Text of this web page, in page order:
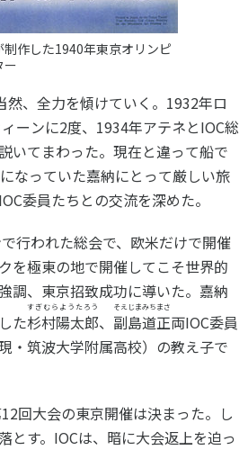
制作した1940年東京オリンピ
ー
然、全力を傾けていく。1932年ロ
ーンに2度、1934年アテネとIOC総
いてまわった。現在と違って船で
なっていた嘉納にとって厳しい旅
委員たちとの交流を深めた。
行われた総会で、欧米だけで開催
を極東の地で開催してこそ世界的
調、東京招致成功に導いた。嘉納
た杉村陽太郎
すぎむらようたろう
、 副島道正
そえじまみちまさ
両IOC委員
・筑波大学附属高校）の教え子で
回大会の東京開催は決まった。し
とす。IOCは、暗に大会返上を迫っ